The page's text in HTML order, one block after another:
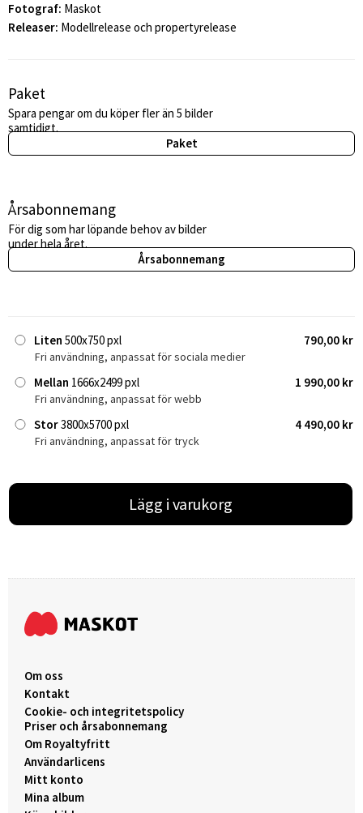
Fotograf: Maskot
Releaser: Modellrelease och propertyrelease
Paket
Spara pengar om du köper fler än 5 bilder
samtidigt.
Paket
Årsabonnemang
För dig som har löpande behov av bilder
under hela året.
Årsabonnemang
Liten 500x750 pxl 790,00 kr
Fri användning, anpassat för sociala medier
Mellan 1666x2499 pxl 1 990,00 kr
Fri användning, anpassat för webb
Stor3800x5700 pxl 4 490,00 kr
Fri användning, anpassat för tryck
Lägg i varukorg
Om oss
Kontakt
Cookie- och integritetspolicy
Priser och årsabonnemang
Om Royaltyfritt
Användarlicens
Mitt konto
Mina album